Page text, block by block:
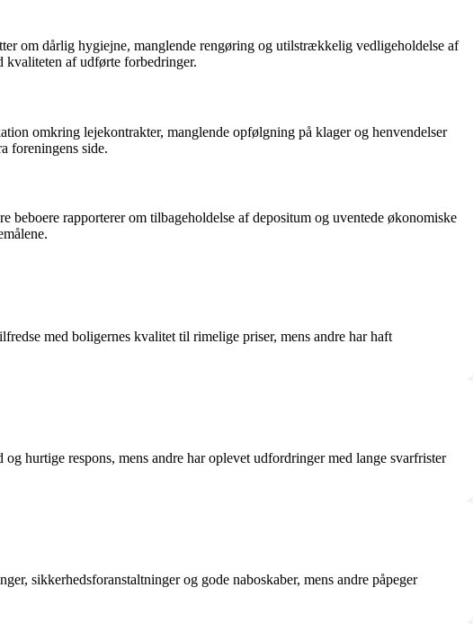
om dårlig hygiejne, manglende rengøring og utilstrækkelig vedligeholdelse af
kvaliteten af udførte forbedringer.
omkring lejekontrakter, manglende opfølgning på klager og henvendelser
foreningens side.
rapporterer om tilbageholdelse af depositum og uventede økonomiske
med boligernes kvalitet til rimelige priser, mens andre har haft
hurtige respons, mens andre har oplevet udfordringer med lange svarfrister
sikkerhedsforanstaltninger og gode naboskaber, mens andre påpeger